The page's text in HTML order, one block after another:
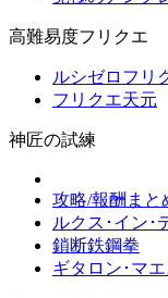
高難易度フリクエ
ルシゼロフリ
フリクエ天元
神匠の試練
攻略/報酬まと
ルクス･イン･
鎖断鉄鋼拳
ギタロン･マ